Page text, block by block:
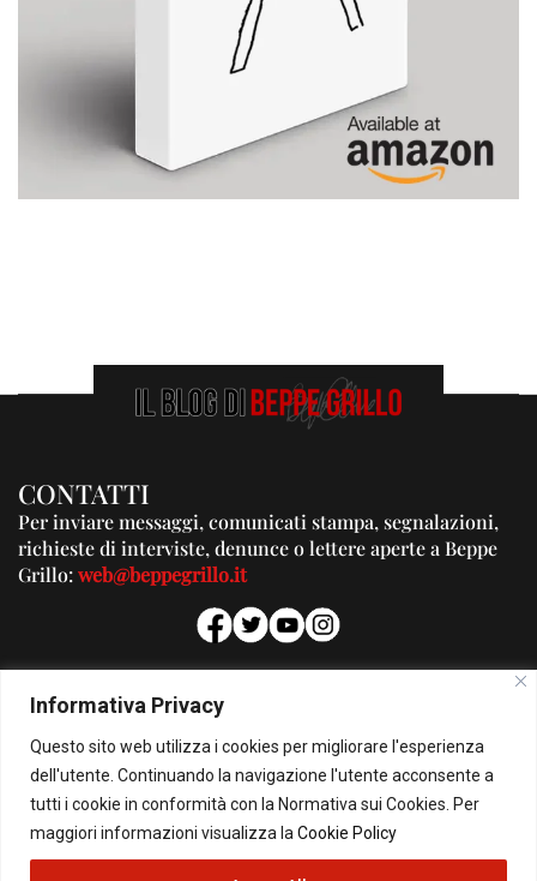
Informativa Privacy
Questo sito web utilizza i cookies per migliorare l'esperienza
dell'utente. Continuando la navigazione l'utente acconsente a
tutti i cookie in conformità con la Normativa sui Cookies. Per
maggiori informazioni visualizza la Cookie Policy
CONTATTI
Per inviare messaggi, comunicati stampa, segnalazioni,
richieste di interviste, denunce o lettere aperte a Beppe
Grillo:web@beppegrillo.it
PUBBLICITA'
Per la tua pubblicità su questo Blog:
pubblicita@beppegrillo.it